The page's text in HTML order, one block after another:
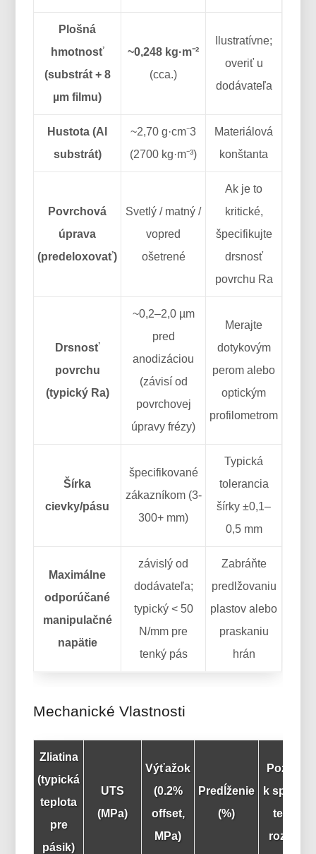
Plošná
hmotnosť
(substrát + 8
µm filmu)
~0,248 kg·m⁻²
(cca.)
Ilustratívne;
overiť u
dodávateľa
Hustota (Al
substrát)
~2,70 g·cm⁻3
(2700 kg·m⁻³)
Materiálová
konštanta
Povrchová
úprava
(predeloxovať)
Svetlý / matný /
vopred
ošetrené
Ak je to
kritické,
špecifikujte
drsnosť
povrchu Ra
Drsnosť
povrchu
(typický Ra)
~0,2–2,0 µm
pred
anodizáciou
(závisí od
povrchovej
úpravy frézy)
Merajte
dotykovým
perom alebo
optickým
profilometrom
Šírka
cievky/pásu
špecifikované
zákazníkom (3-
300+ mm)
Typická
tolerancia
šírky ±0,1–
0,5 mm
Maximálne
odporúčané
manipulačné
napätie
závislý od
dodávateľa;
typický < 50
N/mm pre
tenký pás
Zabráňte
predlžovaniu
plastov alebo
praskaniu
hrán
Mechanické Vlastnosti
Zliatina
(typická
teplota
pre
pásik)
UTS
(MPa)
Výťažok
(0.2%
offset,
MPa)
Predĺženie
(%)
k
tenkého